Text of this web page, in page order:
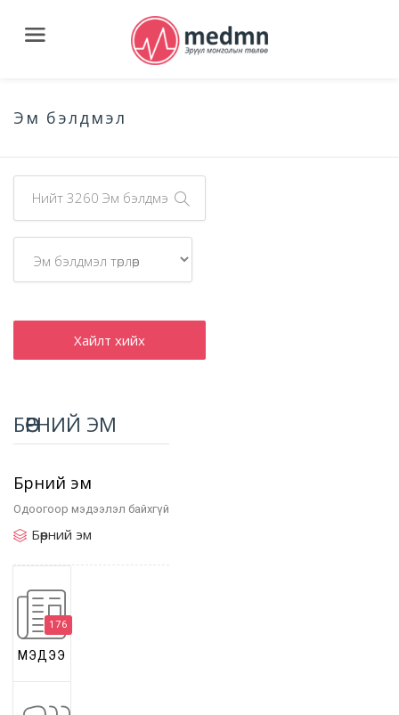
Эм бэлдмэл
Хайлт хийх
БӨӨРНИЙ ЭМ
Бөөрний эм
Одоогоор мэдээлэл байхгүй
Бөөрний эм
176
МЭДЭЭ